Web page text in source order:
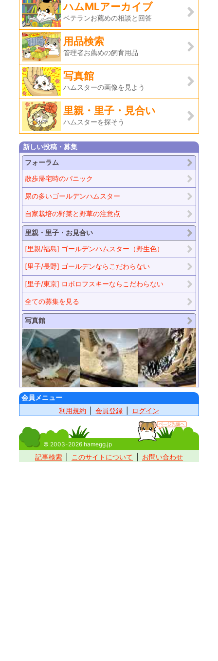
ハムMLアーカイブ
ベテランお薦めの相談と回答
用品検索
管理者お薦めの飼育用品
写真館
ハムスターの画像を見よう
里親・里子・見合い
ハムスターを探そう
新しい投稿・募集
フォーラム
散歩帰宅時のパニック
尿の多いゴールデンハムスター
自家栽培の野菜と野草の注意点
里親・里子・お見合い
[里親/福島] ゴールデンハムスター（野生色）
[里子/長野] ゴールデンならこだわらない
[里子/東京] ロボロフスキーならこだわらない
全ての募集を見る
写真館
会員メニュー
利用規約
会員登録 ログイン
© 2003-2026 hamegg.jp
記事検索 このサイトについて お問い合わせ